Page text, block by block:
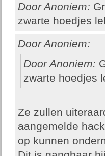
Door Anoniem:
zwarte hoedjes
Door Anoniem:
Door Anoniem:
zwarte hoedjes
Ze zullen
aangemelde
op kunnen